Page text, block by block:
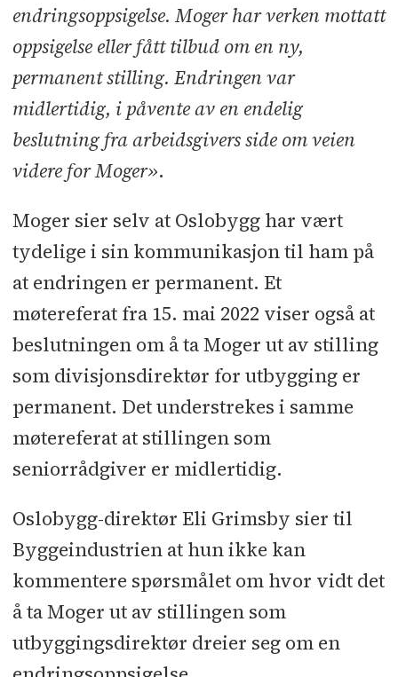
endringsoppsigelse. Moger har verken mottatt
oppsigelse eller fått tilbud om en ny,
permanent stilling. Endringen var
midlertidig, i påvente av en endelig
beslutning fra arbeidsgivers side om veien
videre for Moger».
Moger sier selv at Oslobygg har vært
tydelige i sin kommunikasjon til ham på
at endringen er permanent. Et
møtereferat fra 15. mai 2022 viser også at
beslutningen om å ta Moger ut av stilling
som divisjonsdirektør for utbygging er
permanent. Det understrekes i samme
møtereferat at stillingen som
seniorrådgiver er midlertidig.
Oslobygg-direktør Eli Grimsby sier til
Byggeindustrien at hun ikke kan
kommentere spørsmålet om hvor vidt det
å ta Moger ut av stillingen som
utbyggingsdirektør dreier seg om en